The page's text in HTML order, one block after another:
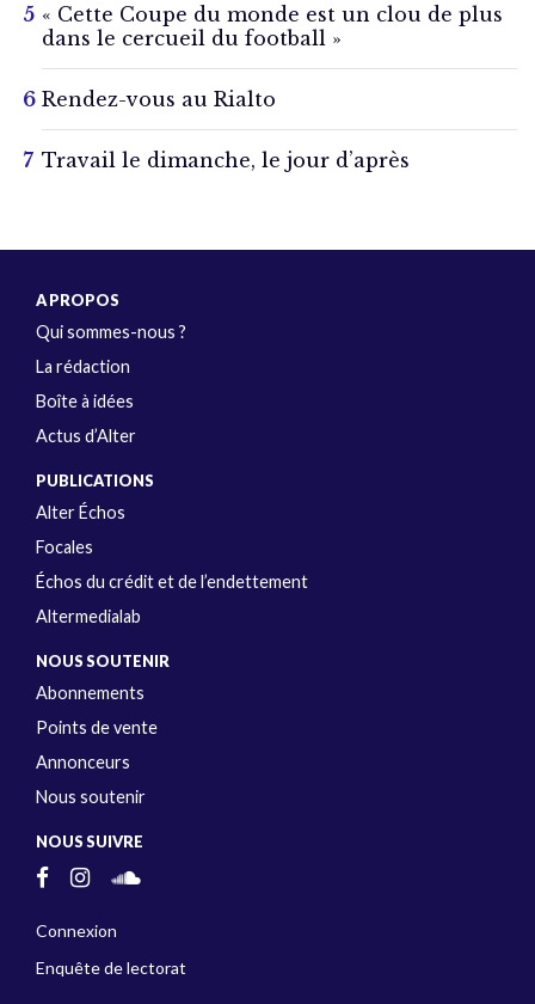
« Cette Coupe du monde est un clou de plus
dans le cercueil du football »
Rendez-vous au Rialto
Travail le dimanche, le jour d’après
A PROPOS
Qui sommes-nous ?
La rédaction
Boîte à idées
Actus d’Alter
PUBLICATIONS
Alter Échos
Focales
Échos du crédit et de l’endettement
Altermedialab
NOUS SOUTENIR
Abonnements
Points de vente
Annonceurs
Nous soutenir
NOUS SUIVRE
Connexion
Enquête de lectorat